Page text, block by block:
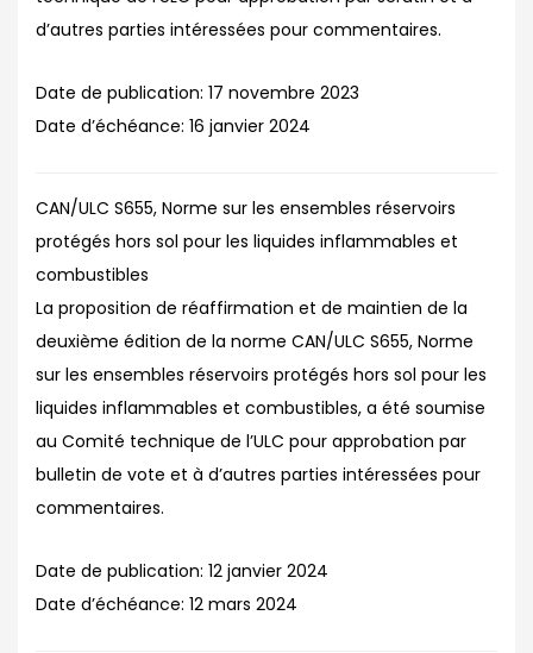
d’autres parties intéressées pour commentaires.
Date de publication: 17 novembre 2023
Date d’échéance: 16 janvier 2024
CAN/ULC S655, Norme sur les ensembles réservoirs
protégés hors sol pour les liquides inflammables et
combustibles
La proposition de réaffirmation et de maintien de la
deuxième édition de la norme CAN/ULC S655, Norme
sur les ensembles réservoirs protégés hors sol pour les
liquides inflammables et combustibles, a été soumise
au Comité technique de l’ULC pour approbation par
bulletin de vote et à d’autres parties intéressées pour
commentaires.
Date de publication: 12 janvier 2024
Date d’échéance: 12 mars 2024